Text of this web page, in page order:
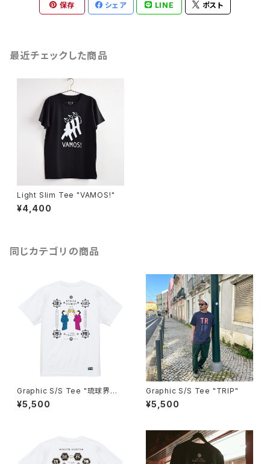
保存 シェア LINE ポスト
最近チェックした商品
Light Slim Tee "VAMOS!"
¥4,400
同じカテゴリの商品
Graphic S/S Tee "琉球界
隈 嘉例"
¥5,500
Graphic S/S Tee "TRIP"
¥5,500